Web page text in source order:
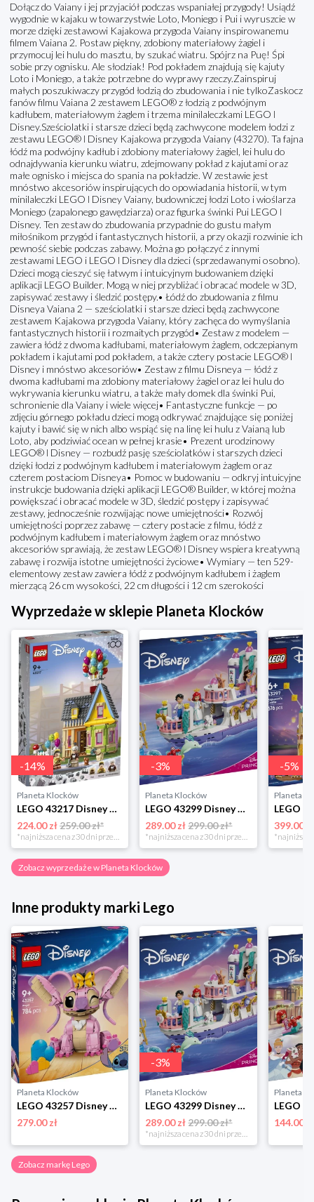
Dołącz do Vaiany i jej przyjaciół podczas wspaniałej przygody! Usiądź
wygodnie w kajaku w towarzystwie Loto, Moniego i Pui i wyruszcie w
morze dzięki zestawowi Kajakowa przygoda Vaiany inspirowanemu
filmem Vaiana 2. Postaw piękny, zdobiony materiałowy żagiel i
przymocuj lei hulu do masztu, by szukać wiatru. Spójrz na Puę! Śpi
sobie przy ognisku. Ale słodziak! Pod pokładem znajdują się kajuty
Loto i Moniego, a także potrzebne do wyprawy rzeczy.Zainspiruj
małych poszukiwaczy przygód łodzią do zbudowania i nie tylkoZaskocz
fanów filmu Vaiana 2 zestawem LEGO® z łodzią z podwójnym
kadłubem, materiałowym żaglem i trzema minilaleczkami LEGO ǀ
Disney.Sześciolatki i starsze dzieci będą zachwycone modelem łodzi z
zestawu LEGO® ǀ Disney Kajakowa przygoda Vaiany (43270). Ta fajna
łódź ma podwójny kadłub i zdobiony materiałowy żagiel, lei hulu do
odnajdywania kierunku wiatru, zdejmowany pokład z kajutami oraz
małe ognisko i miejsca do spania na pokładzie. W zestawie jest
mnóstwo akcesoriów inspirujących do opowiadania historii, w tym
minilaleczki LEGO ǀ Disney Vaiany, budowniczej łodzi Loto i wioślarza
Moniego (zapalonego gawędziarza) oraz figurka świnki Pui LEGO ǀ
Disney. Ten zestaw do zbudowania przypadnie do gustu małym
miłośnikom przygód i fantastycznych historii, a przy okazji rozwinie ich
pewność siebie podczas zabawy. Można go połączyć z innymi
zestawami LEGO i LEGO ǀ Disney dla dzieci (sprzedawanymi osobno).
Dzieci mogą cieszyć się łatwym i intuicyjnym budowaniem dzięki
aplikacji LEGO Builder. Mogą w niej przybliżać i obracać modele w 3D,
zapisywać zestawy i śledzić postępy.• Łódź do zbudowania z filmu
Disneya Vaiana 2 — sześciolatki i starsze dzieci będą zachwycone
zestawem Kajakowa przygoda Vaiany, który zachęca do wymyślania
fantastycznych historii i rozmaitych przygód• Zestaw z modelem —
zawiera łódź z dwoma kadłubami, materiałowym żaglem, odczepianym
pokładem i kajutami pod pokładem, a także cztery postacie LEGO® ǀ
Disney i mnóstwo akcesoriów• Zestaw z filmu Disneya — łódź z
dwoma kadłubami ma zdobiony materiałowy żagiel oraz lei hulu do
wykrywania kierunku wiatru, a także mały domek dla świnki Pui,
schronienie dla Vaiany i wiele więcej• Fantastyczne funkcje — po
zdjęciu górnego pokładu dzieci mogą odkrywać znajdujące się poniżej
kajuty i bawić się w nich albo wspiąć się na linę lei hulu z Vaianą lub
Loto, aby podziwiać ocean w pełnej krasie• Prezent urodzinowy
LEGO® ǀ Disney — rozbudź pasję sześciolatków i starszych dzieci
dzięki łodzi z podwójnym kadłubem i materiałowym żaglem oraz
czterem postaciom Disneya• Pomoc w budowaniu — odkryj intuicyjne
instrukcje budowania dzięki aplikacji LEGO® Builder, w której można
powiększać i obracać modele w 3D, śledzić postępy i zapisywać
zestawy, jednocześnie rozwijając nowe umiejętności• Rozwój
umiejętności poprzez zabawę — cztery postacie z filmu, łódź z
podwójnym kadłubem i materiałowym żaglem oraz mnóstwo
akcesoriów sprawiają, że zestaw LEGO® ǀ Disney wspiera kreatywną
zabawę i rozwija istotne umiejętności życiowe• Wymiary — ten 529-
elementowy zestaw zawiera łódź z podwójnym kadłubem i żaglem
mierzącą 26 cm wysokości, 22 cm długości i 12 cm szerokości
Wyprzedaże w sklepie Planeta Klocków
-14%
Planeta Klocków
LEGO 43217 Disney Dom z filmu „Odlot” Lego
224.00 zł259.00 zł*
*najniższa cena z 30 dni przed obniżką
-3%
Planeta Klocków
LEGO 43299 Disney Animation Królewska łódź weselna Arielki Lego
289.00 zł 299.00 zł*
*najniższa cena z 30 dni przed obniżką
-5%
Planeta
399.00 zł
Zobacz wyprzedaże w Planeta Klocków
Inne produkty marki Lego
Planeta Klocków
LEGO 43257 Disney Andzia Lego
279.00 zł
-3%
Planeta Klocków
LEGO 43299 Disney Animation Królewska łódź weselna Arielki Lego
289.00 zł 299.00 zł*
Planeta
144.00 zł
Zobacz markę Lego